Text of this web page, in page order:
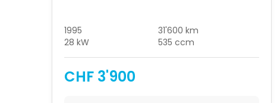
1995
31'600 km
28 kW
535 ccm
CHF 3'900